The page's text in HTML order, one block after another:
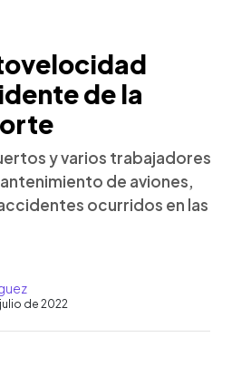
de la
y varios trabajadores
de aviones,
ocurridos en las
de 2022